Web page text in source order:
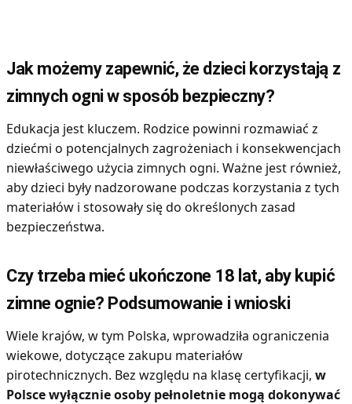
Jak możemy zapewnić, że dzieci korzystają z
zimnych ogni w sposób bezpieczny?
Edukacja jest kluczem. Rodzice powinni rozmawiać z
dziećmi o potencjalnych zagrożeniach i konsekwencjach
niewłaściwego użycia zimnych ogni. Ważne jest również,
aby dzieci były nadzorowane podczas korzystania z tych
materiałów i stosowały się do określonych zasad
bezpieczeństwa.
Czy trzeba mieć ukończone 18 lat, aby kupić
zimne ognie? Podsumowanie i wnioski
Wiele krajów, w tym Polska, wprowadziła ograniczenia
wiekowe, dotyczące zakupu materiałów
pirotechnicznych. Bez względu na klasę certyfikacji, w
Polsce wyłącznie osoby pełnoletnie mogą dokonywać